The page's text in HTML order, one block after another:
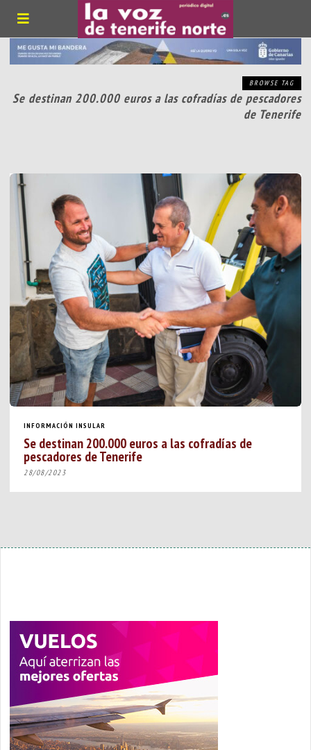
BROWSE TAG
Se destinan 200.000 euros a las cofradías de pescadores
de Tenerife
INFORMACIÓN INSULAR
Se destinan 200.000 euros a las cofradías de
pescadores de Tenerife
28/08/2023